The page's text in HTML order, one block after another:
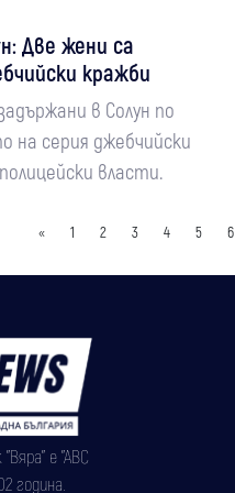
Две жени са
кражби
в Солун по
на серия джебчийски
власти.
« 1 2 3 4 5 6
е "АВС
година.